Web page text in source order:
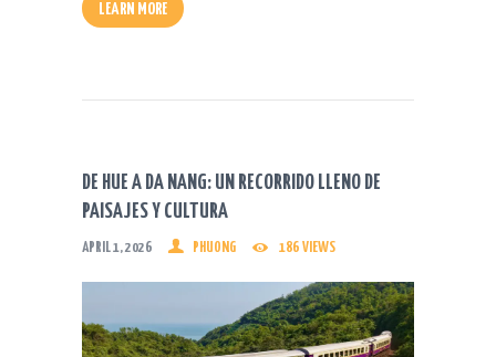
LEARN MORE
DE HUE A DA NANG: UN RECORRIDO LLENO DE
PAISAJES Y CULTURA
APRIL 1, 2026 PHUONG 186 VIEWS